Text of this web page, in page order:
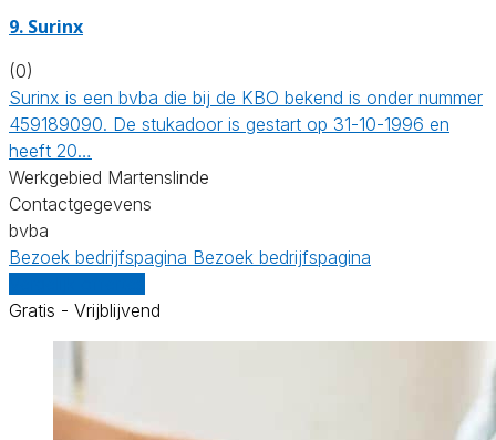
9. Surinx
(0)
Surinx is een bvba die bij de KBO bekend is onder nummer
459189090. De stukadoor is gestart op 31-10-1996 en
heeft 20…
Werkgebied Martenslinde
Contactgegevens
bvba
Bezoek bedrijfspagina Bezoek bedrijfspagina
Gratis - Vrijblijvend